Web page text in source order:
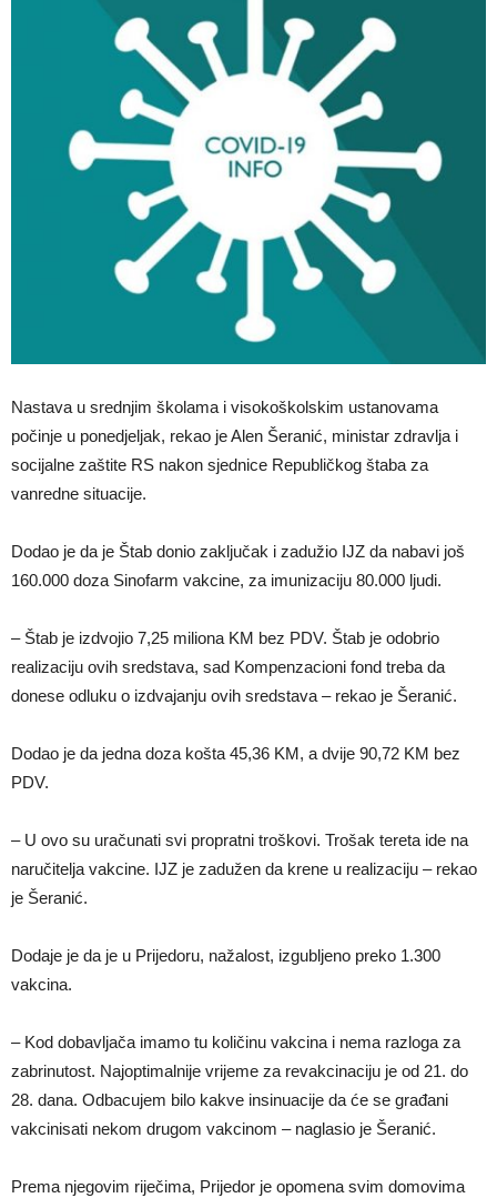
Nastava u srednjim školama i visokoškolskim ustanovama
počinje u ponedjeljak, rekao je Alen Šeranić, ministar zdravlja i
socijalne zaštite RS nakon sjednice Republičkog štaba za
vanredne situacije.
Dodao je da je Štab donio zaključak i zadužio IJZ da nabavi još
160.000 doza Sinofarm vakcine, za imunizaciju 80.000 ljudi.
– Štab je izdvojio 7,25 miliona KM bez PDV. Štab je odobrio
realizaciju ovih sredstava, sad Kompenzacioni fond treba da
donese odluku o izdvajanju ovih sredstava – rekao je Šeranić.
Dodao je da jedna doza košta 45,36 KM, a dvije 90,72 KM bez
PDV.
– U ovo su uračunati svi propratni troškovi. Trošak tereta ide na
naručitelja vakcine. IJZ je zadužen da krene u realizaciju – rekao
je Šeranić.
Dodaje je da je u Prijedoru, nažalost, izgubljeno preko 1.300
vakcina.
– Kod dobavljača imamo tu količinu vakcina i nema razloga za
zabrinutost. Najoptimalnije vrijeme za revakcinaciju je od 21. do
28. dana. Odbacujem bilo kakve insinuacije da će se građani
vakcinisati nekom drugom vakcinom – naglasio je Šeranić.
Prema njegovim riječima, Prijedor je opomena svim domovima